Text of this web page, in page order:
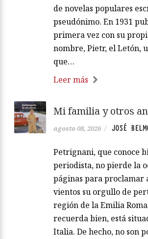
de novelas populares
pseudónimo. En 1931
primera vez con su
nombre, Pietr, el Letón,
que…
Leer más
Mi familia y otros
agosto 08, 2026 / JOSÉ
Petrignani, que conoce
periodista, no pierde la
páginas para proclamar
vientos su orgullo de
región de la Emilia
recuerda bien, está
Italia. De hecho, no son